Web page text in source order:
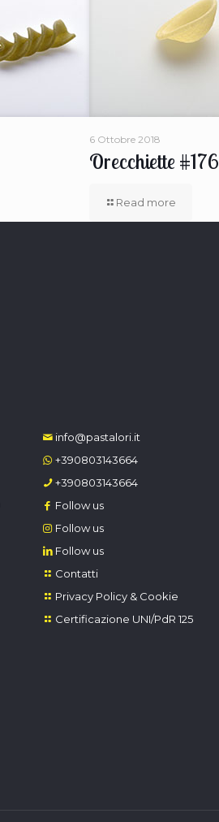
6 Ottobre 2018
Orecchiette #176
Read more
info@pastalori.it
+390803143664
+390803143664
Follow us
Follow us
Follow us
Contatti
Privacy Policy & Cookie
Certificazione UNI/PdR 125